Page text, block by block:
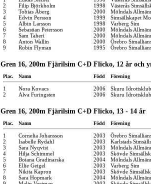
2
Filip Björkholm 1998
Västerås
3
Tobias Åberg 2000
Mölndals
4
Edvin Persson 1999
Simsällskapet
5
Albin Larsson 1998
Varberg Sim
6
Sebastian Petersson 2000
Mölndals
7
Sam Taheri 2000
Mölndals
8
Anton Wallin 2000
Örebro
9
Robin Flyman 1995 Örebro
Gren 16, 200m Fjärilsim C+D Flicko, 12 år och
Plac. Namn Född Förening
1 Nora Kovacs 2006
Skuru
2
Alva Furingsten 2006 Skuru
Gren 16, 200m Fjärilsim C+D Flicko, 13 - 14 år
Plac. Namn Född Förening
1 Cornelia Johansson 2003
Örebro
2
Isabelle Rydahl 2003
Karlstads
3
Sara Nyqvist 2003
Mölndals
4
Hilja Schimmel 2003
Skövde
5
Boiana Gradinarska 2004
Mölndals
6
Ellie Geigel 2003
Varberg Sim
7
Nikita Kapron 2003
Skövde
8
Sara Hopmark 2004
Mölndals